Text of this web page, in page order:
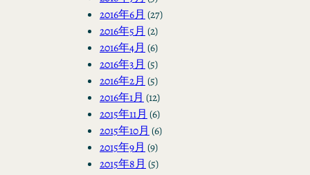
2016年6月 (27)
2016年5月 (2)
2016年4月 (6)
2016年3月 (5)
2016年2月 (5)
2016年1月 (12)
2015年11月 (6)
2015年10月 (6)
2015年9月 (9)
2015年8月 (5)